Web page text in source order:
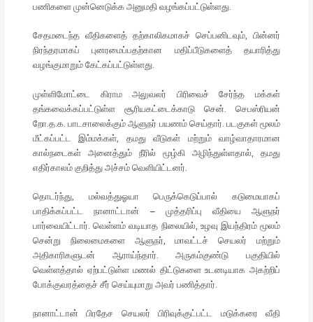
பணிகளை முன்னெடுக்க அனுமதி வழங்கப்பட்டுள்ளது.
சேதமடைந்த வீதிகளைத் தற்காலிகமாகச் செப்பனிடவும், பின்னர்
நிரந்தரமாகப் புனரமைப்பதற்கான மதிப்பீடுகளைத் தயாரித்து
வழங்குமாறும் கேட்கப்பட்டுள்ளது.
முள்ளிமோட்டை கிராம அலுவலர் பிரிவைச் சேர்ந்த மக்கள்
தங்கவைக்கப்பட்டுள்ள சூரியகட்டைக்காடு சென். செபஸ்ரியன்
றோ.த.க. பாடசாலைக்கும் ஆளுநர் பயணம் செய்தார். படகுகள் மூலம்
மீட்கப்பட்ட இம்மக்கள், தமது வீடுகள் மற்றும் வாழ்வாதாரமான
கால்நடைகள் அனைத்தும் நீரில் மூழ்கி அழிந்துள்ளதால், தமது
எதிர்காலம் குறித்து அச்சம் வெளியிட்டனர்.
தொடர்ந்து, மல்வத்துஓயா பெருக்கெடுப்பால் கடுமையாகப்
பாதிக்கப்பட்ட நானாட்டான் – முத்தரிப்பு வீதியை ஆளுநர்
பார்வையிட்டார். வெள்ளம் வடியாத நிலையில், உழவு இயந்திரம் மூலம்
சென்று நிலைமைகளை ஆளுநர், மாவட்டச் செயலர் மற்றும்
அதிகாரிகளுடன் ஆராய்ந்தார். அருகம்குண்டு பகுதியில்
வெள்ளத்தால் ஏற்பட்டுள்ள மணல் திட்டுகளை உடனடியாக அகற்றிப்
போக்குவரத்தைச் சீர் செய்யுமாறு அவர் பணித்தார்.
நானாட்டான் பிரதேச செயலர் பிரிவுக்குட்பட்ட மடுக்கரை வீதி